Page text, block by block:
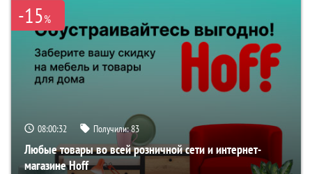
-15%
08:00:31 Получили:83
Любые товары во всей розничной сети и интернет-
магазине Hoff